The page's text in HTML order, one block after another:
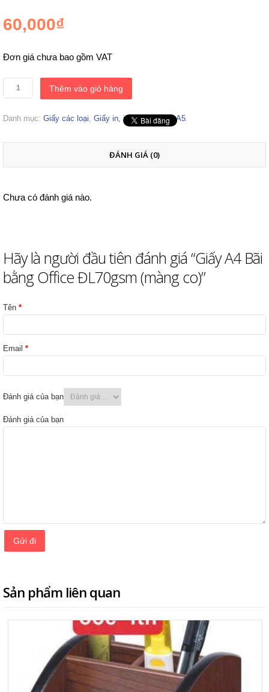
60,000₫
Đơn giá chưa bao gồm VAT
Thêm vào giỏ hàng
Danh mục: Giấy các loại, Giấy in, in màu A3, A4, A5.
ĐÁNH GIÁ (0)
Chưa có đánh giá nào.
Hãy là người đầu tiên đánh giá “Giấy A4 Bãi
bằng Office ĐL70gsm (màng co)”
Tên *
Email *
Đánh giá của bạn
Đánh giá của bạn
Sản phẩm liên quan